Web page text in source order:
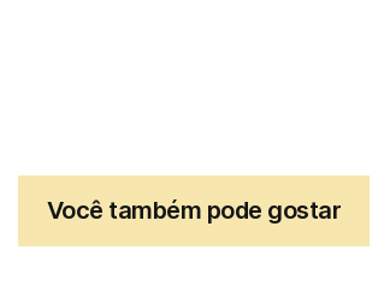
Você também pode gostar